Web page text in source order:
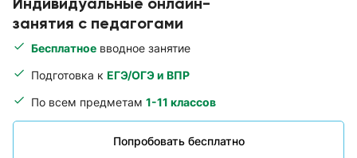
занятия с педагогами
Бесплатное вводное занятие
Подготовка к ЕГЭ/ОГЭ и ВПР
По всем предметам 1-11 классов
Попробовать бесплатно